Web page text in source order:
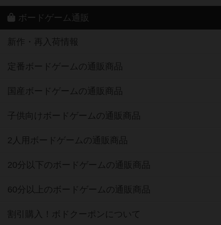
ボードゲーム通販
新作・再入荷情報
定番ボードゲームの通販商品
国産ボードゲームの通販商品
子供向けボードゲームの通販商品
2人用ボードゲームの通販商品
20分以下のボードゲームの通販商品
60分以上のボードゲームの通販商品
割引購入！ボドクーポンについて